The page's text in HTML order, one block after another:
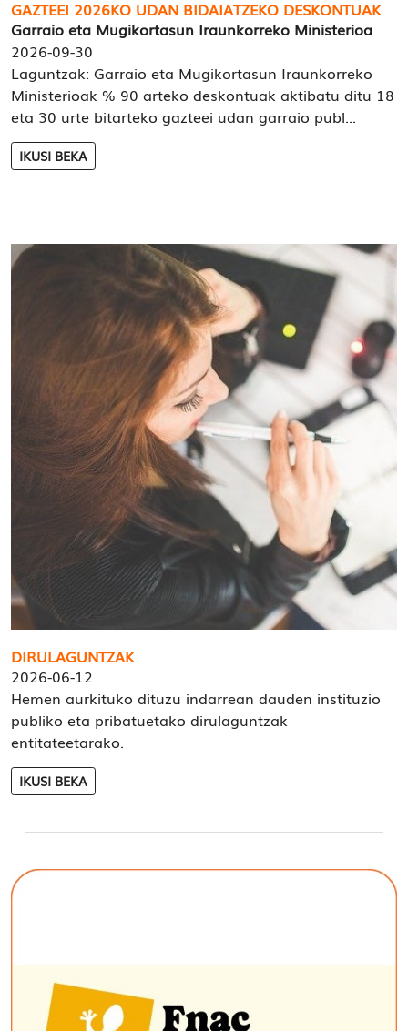
GAZTEEI 2026KO UDAN BIDAIATZEKO DESKONTUAK
Garraio eta Mugikortasun Iraunkorreko Ministerioa
2026-09-30
Laguntzak: Garraio eta Mugikortasun Iraunkorreko
Ministerioak % 90 arteko deskontuak aktibatu ditu 18
eta 30 urte bitarteko gazteei udan garraio publ...
IKUSI BEKA
DIRULAGUNTZAK
2026-06-12
Hemen aurkituko dituzu indarrean dauden instituzio
publiko eta pribatuetako dirulaguntzak
entitateetarako.
IKUSI BEKA